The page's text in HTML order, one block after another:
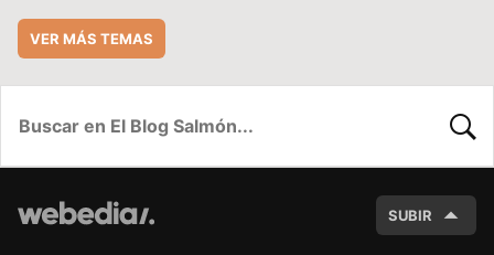
VER MÁS TEMAS
SUBIR